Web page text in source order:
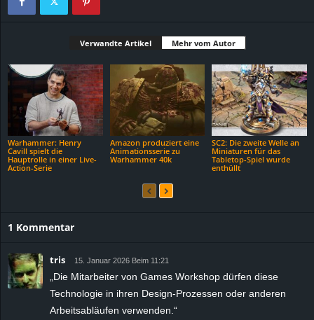
Verwandte Artikel Mehr vom Autor
Warhammer: Henry
Cavill spielt die
Hauptrolle in einer Live-
Action-Serie
Amazon produziert eine
Animationsserie zu
Warhammer 40k
SC2: Die zweite Welle an
Miniaturen für das
Tabletop-Spiel wurde
enthüllt
1 Kommentar
tris 15. Januar 2026 Beim 11:21
„Die Mitarbeiter von Games Workshop dürfen diese
Technologie in ihren Design-Prozessen oder anderen
Arbeitsabläufen verwenden.“